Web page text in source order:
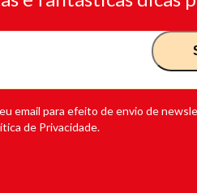
email para efeito de envio de
de Privacidade.